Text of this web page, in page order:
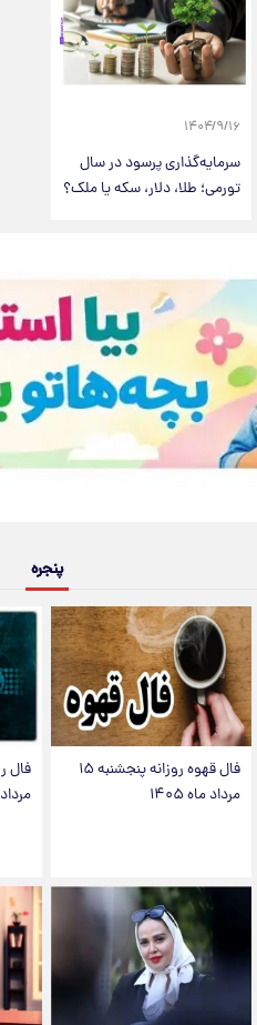
۱۴۰۴/۹/۱۶
سرمایه‌گذاری پرسود در سال
تورمی؛ طلا، دلار، سکه یا ملک؟
پنجره
فال قهوه روزانه پنجشنبه ۱۵
مرداد ماه ۱۴۰۵
مرداد ۱۴۰۵